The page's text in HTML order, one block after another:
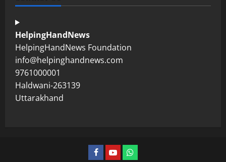
HelpingHandNews
HelpingHandNews Foundation
info@helpinghandnews.com
9761000001
Haldwani-263139
Uttarakhand